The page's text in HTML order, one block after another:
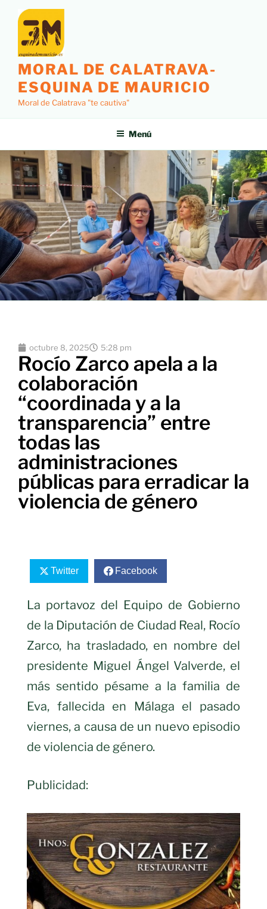
MORAL DE CALATRAVA-
ESQUINA DE MAURICIO
Moral de Calatrava "te cautiva"
Menú
octubre 8, 2025 5:28 pm
Rocío Zarco apela a la
colaboración
“coordinada y a la
transparencia” entre
todas las
administraciones
públicas para erradicar la
violencia de género
Twitter Facebook
La portavoz del Equipo de Gobierno
de la Diputación de Ciudad Real, Rocío
Zarco, ha trasladado, en nombre del
presidente Miguel Ángel Valverde, el
más sentido pésame a la familia de
Eva, fallecida en Málaga el pasado
viernes, a causa de un nuevo episodio
de violencia de género.
Publicidad: